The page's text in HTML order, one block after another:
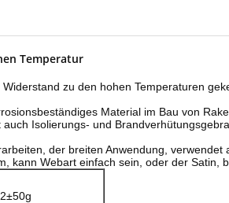
Temperatur
zu den hohen Temperaturen
Material im Bau von
Isolierungs- und
der breiten Anwendung,
kann Webart einfach sein, oder der Satin,